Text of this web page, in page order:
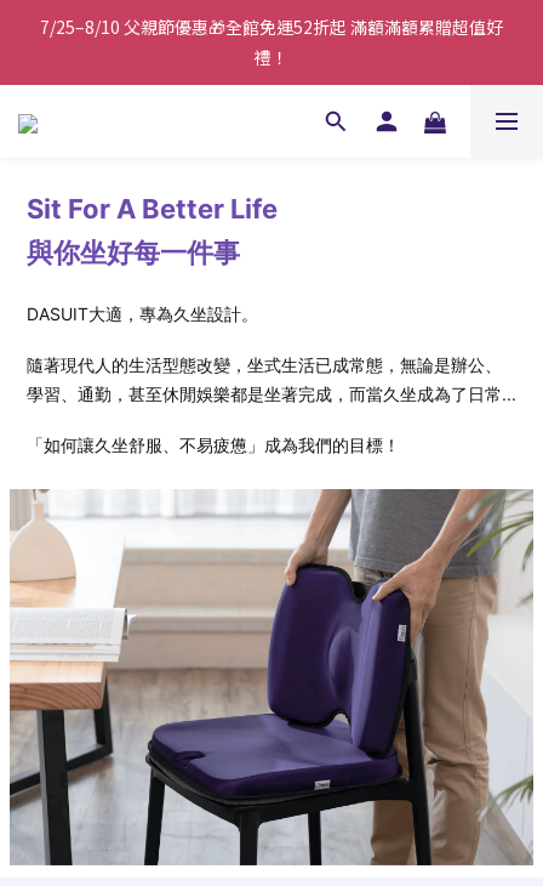
7/25–8/10 父親節優惠🎁全館免運52折起 滿額滿額累贈超值好
禮！
7/25–8/10 父親節優惠🎁全館免運52折起 滿額滿額累贈超值好
禮！
綁定 LINE會員 💌優惠資訊不漏接
⚠️8/7-8/13配合國家防空演習，官網下單可能受到影響，建議避開
該時段(各地區防空演習時間不同，請依各縣市公布為主)
Sit For A Better Life
與你坐好每一件事
DASUIT大適，專為久坐設計。
隨著現代人的生活型態改變，坐式生活已成常態，無論是辦公、
學習、通勤，甚至休閒娛樂都是坐著完成，而當久坐成為了日常...
「如何讓久坐舒服、不易疲憊」成為我們的目標！